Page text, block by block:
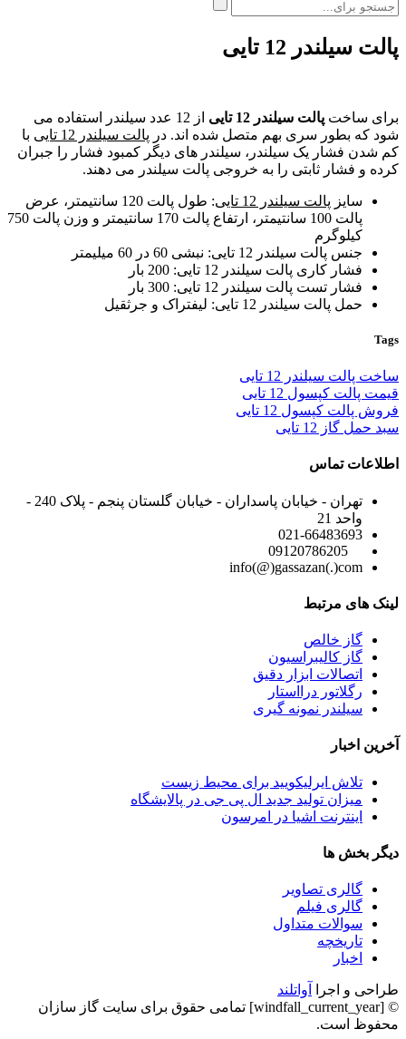
پالت سیلندر 12 تایی
برای ساخت پالت سیلندر 12 تایی
از 12 عدد سیلندر استفاده می
شود که بطور سری بهم متصل شده اند. در پالت سیلندر 12 تایی
با
کم شدن فشار یک سیلندر، سیلندر های دیگر کمبود فشار را جبران
کرده و فشار ثابتی را به خروجی پالت سیلندر می دهند.
سایز پالت سیلندر 12 تایی
: طول پالت 120 سانتیمتر، عرض
پالت 100 سانتیمتر، ارتفاع پالت 170 سانتیمتر و وزن پالت 750
کیلوگرم
جنس پالت سیلندر 12 تایی: نبشی 60 در 60 میلیمتر
فشار کاری پالت سیلندر 12 تایی: 200 بار
فشار تست پالت سیلندر 12 تایی: 300 بار
حمل پالت سیلندر 12 تایی: لیفتراک و جرثقیل
Tags
ساخت پالت سیلندر 12 تایی
قیمت پالت کپسول 12 تایی
فروش پالت کپسول 12 تایی
سبد حمل گاز 12 تایی
اطلاعات تماس
تهران - خیابان پاسداران - خیابان گلستان پنجم - پلاک 240 -
واحد 21
021-66483693
info(@)gassazan(.)com
لینک های مرتبط
گاز خالص
گاز کالیبراسیون
اتصالات ابزار دقیق
رگلاتور درااستار
سیلندر نمونه گیری
آخرین اخبار
تلاش ایرلیکویید برای محیط زیست
میزان تولید جدید ال پی جی در پالایشگاه
اینترنت اشیا در امرسون
دیگر بخش ها
گالری تصاویر
گالری فیلم
سوالات متداول
تاریخچه
اخبار
طراحی و اجرا
آواتلند
© [windfall_current_year] تمامی حقوق برای سایت گاز سازان
محفوظ است.